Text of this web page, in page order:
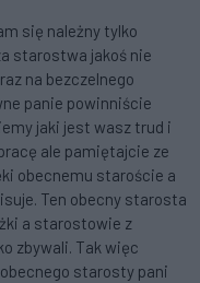
się należny tylko
starostwa jakoś nie
na bezczelnego
panie powinniście
jaki jest wasz trud i
ale pamiętajcie ze
obecnemu staroście a
Ten obecny starosta
a starostowie z
zbywali. Tak więc
starosty pani